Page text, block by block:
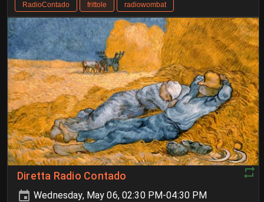
RadioContado frittole radiowombat
Diretta Radio Contado
Wednesday, May 06, 02:30 PM-04:30 PM